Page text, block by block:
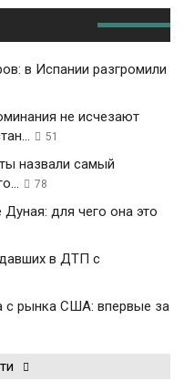
в Испании разгромили
не исчезают
51
назвали самый
78
для чего она это
в ДТП с
с рынка США: впервые за